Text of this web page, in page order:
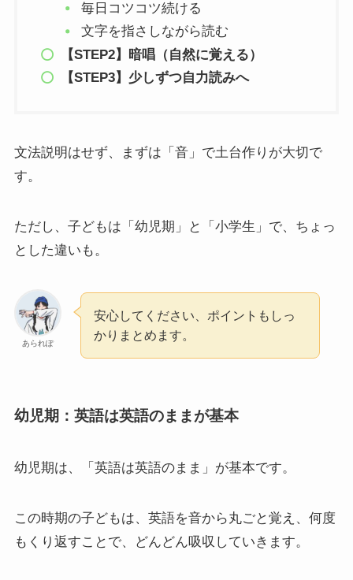
毎日コツコツ続ける
文字を指さしながら読む
【STEP2】暗唱（自然に覚える）
【STEP3】少しずつ自力読みへ
文法説明はせず、まずは「音」で土台作りが大切で
す。
ただし、子どもは「幼児期」と「小学生」で、ちょっ
とした違いも。
あられぽ
安心してください、ポイントもしっ
かりまとめます。
幼児期：英語は英語のままが基本
幼児期は、「英語は英語のまま」が基本です。
この時期の子どもは、英語を音から丸ごと覚え、何度
もくり返すことで、どんどん吸収していきます。